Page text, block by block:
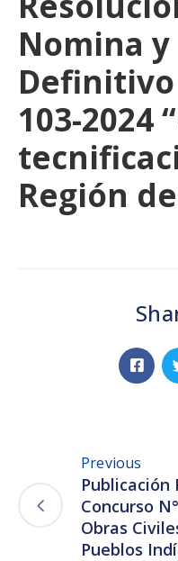
Nomina
Definitivo
103-2024
Región
Previous
Publicación
Concurso
Obras
Pueblos